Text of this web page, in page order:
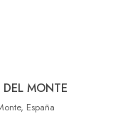
DEL MONTE
España